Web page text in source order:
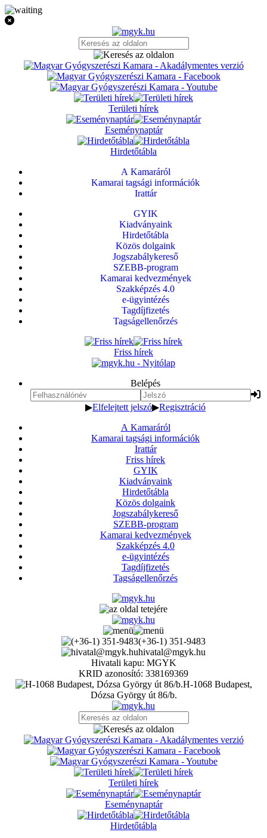
Területi hírek
Eseménynaptár
Hirdetőtábla
A Kamaráról
Kamarai tagsági információk
Irattár
GYIK
Kiadványaink
Hirdetőtábla
Közös dolgaink
Jogszabálykereső
SZEBB-program
Kamarai kedvezmények
Szakképzés 4.0
e-ügyintézés
Tagdíjfizetés
Tagságellenőrzés
Friss hírek
Belépés
▶Elfelejtett jelszó▶Regisztráció
A Kamaráról
Kamarai tagsági információk
Irattár
Friss hírek
GYIK
Kiadványaink
Hirdetőtábla
Közös dolgaink
Jogszabálykereső
SZEBB-program
Kamarai kedvezmények
Szakképzés 4.0
e-ügyintézés
Tagdíjfizetés
Tagságellenőrzés
(+36-1) 351-9483
hivatal@mgyk.hu
Hivatali kapu: MGYK
KRID azonosító: 338169369
H-1068 Budapest,
Dózsa György út 86/b.
Területi hírek
Eseménynaptár
Hirdetőtábla